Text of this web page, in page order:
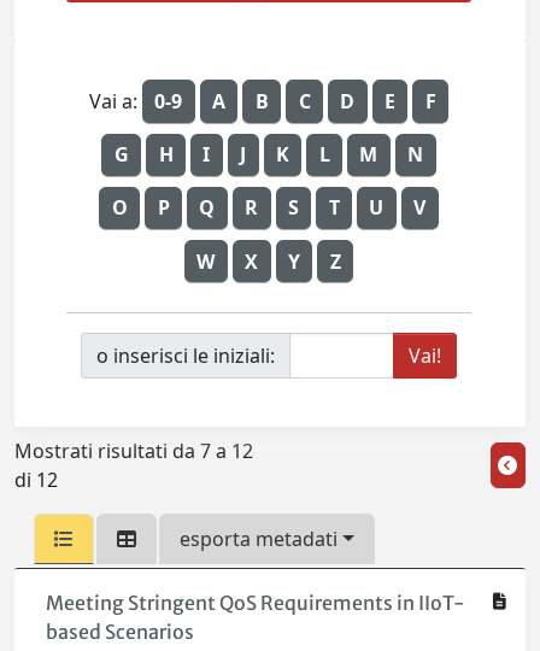
Vai a: 0-9 A B C D E F
G H I J K L M N
O P Q R S T U V
W X Y Z
o inserisci le iniziali:
Mostrati risultati da 7 a 12
di 12
esporta metadati
Meeting Stringent QoS Requirements in IIoT-
based Scenarios